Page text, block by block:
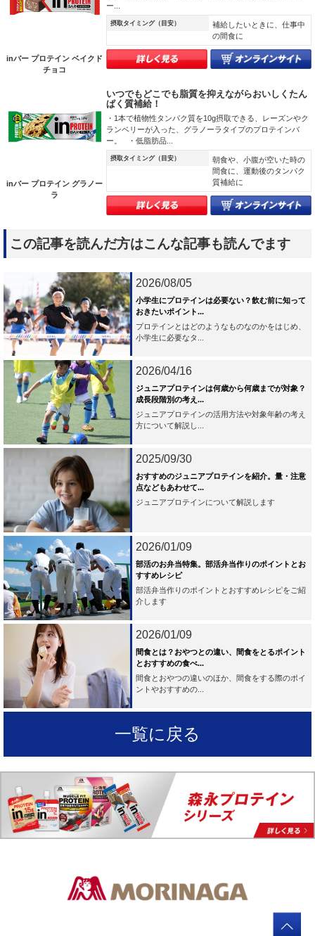
inバー プロテイン ベイクド
チョコ
ー...
摂取タイミング（目安）
補給したいときに、仕事中
の間食に
inバー プロテイン グラノー
ラ
いつでもどこでも脂質を抑えながらおいしくたん
ぱく質補給！
・1本で植物性タンパク質を10g摂取できる、レーズンやク
ランベリーが入った、グラノーラタイプのプロテインバ
ー。 ・低脂肪品...
摂取タイミング（目安）
朝食や、小腹が空いた時の
間食に、運動後のタンパク
質補給に
この記事を読んだ方はこんな記事も読んでます
2026/08/05
小学生にプロテインは必要ない？飲む前に知って
おきたいポイント...
プロテインとはどのようなものなのかをはじめ、
小学生に必要なタ...
2026/04/16
ジュニアプロテインは何歳から何歳までが対象？
成長段階別の考え...
ジュニアプロテインの活用方法や対象年齢の考え
方について解説し...
2025/09/30
おすすめのジュニアプロテインを紹介。量・注意
点などもあわせて...
ジュニアプロテインについて解説します
2026/01/09
部活のお弁当特集。部活弁当作りのポイントとお
すすめレシピ
部活弁当作りのポイントとおすすめレシピをご紹
介します
2026/01/09
間食とは？おやつとの違い、間食をとるポイント
とおすすめの食べ...
間食とおやつの違いのほか、間食をする際のポイ
ントやおすすめの...
一覧に戻る